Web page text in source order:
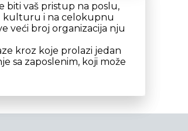
biti vaš pristup na poslu,
kulturu i na celokupnu
veći broj organizacija nju
kroz koje prolazi jedan
sa zaposlenim, koji može